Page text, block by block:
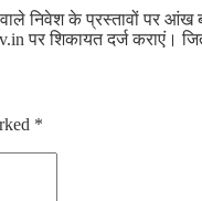
निवेश के प्रस्तावों पर
पर शिकायत दर्ज कराएं।
*